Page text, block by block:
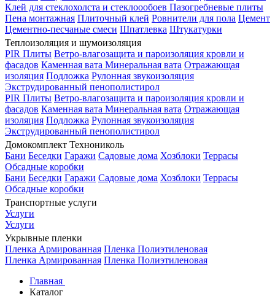
Клей для стеклохолста и стеклоообоев Пазогребневые плиты
Пена монтажная Плиточный клей Ровнители для пола Цемент
Цементно-песчаные смеси Шпатлевка Штукатурки
Теплоизоляция и шумоизоляция
PIR Плиты Ветро-влагозащита и пароизоляция кровли и
фасадов Каменная вата Минеральная вата Отражающая
изоляция Подложка Рулонная звукоизоляция
Экструдированный пенополистирол
PIR Плиты Ветро-влагозащита и пароизоляция кровли и
фасадов Каменная вата Минеральная вата Отражающая
изоляция Подложка Рулонная звукоизоляция
Экструдированный пенополистирол
Домокомплект Технониколь
Бани Беседки Гаражи Садовые дома Хозблоки Террасы
Обсадные коробки
Бани Беседки Гаражи Садовые дома Хозблоки Террасы
Обсадные коробки
Транспортные услуги
Услуги
Услуги
Укрывные пленки
Пленка Армированная Пленка Полиэтиленовая
Пленка Армированная Пленка Полиэтиленовая
Главная
Каталог